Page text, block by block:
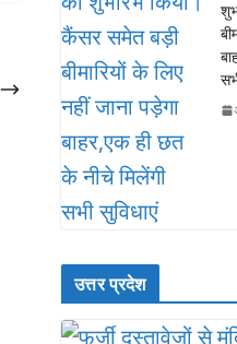
उत्तर प्रदेश